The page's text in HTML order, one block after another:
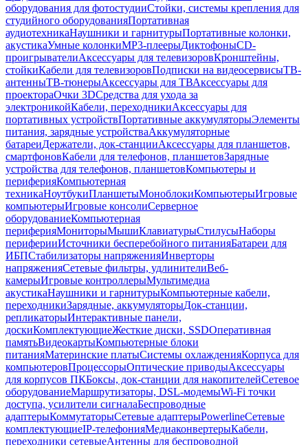
оборудования для фотостудииСтойки, системы крепления для
студийного оборудованияПортативная
аудиотехникаНаушники и гарнитурыПортативные колонки,
акустикаУмные колонкиMP3-плеерыДиктофоныCD-
проигрывателиАксессуары для телевизоровКронштейны,
стойкиКабели для телевизоровПодписки на видеосервисыТВ-
антенныТВ-тюнерыАксессуары для ТВАксессуары для
проектораОчки 3DСредства для ухода за
электроникойКабели, переходникиАксессуары для
портативных устройствПортативные аккумуляторыЭлементы
питания, зарядные устройстваАккумуляторные
батареиДержатели, док-станцииАксессуары для планшетов,
смартфоновКабели для телефонов, планшетовЗарядные
устройства для телефонов, планшетовКомпьютеры и
периферияКомпьютерная
техникаНоутбукиПланшетыМоноблокиКомпьютерыИгровые
компьютерыИгровые консолиСерверное
оборудованиеКомпьютерная
периферияМониторыМышиКлавиатурыСтилусыНаборы
периферииИсточники бесперебойного питанияБатареи для
ИБПСтабилизаторы напряженияИнверторы
напряженияСетевые фильтры, удлинителиВеб-
камерыИгровые контроллерыМультимедиа
акустикаНаушники и гарнитурыКомпьютерные кабели,
переходникиЗарядные, аккумуляторыДок-станции,
репликаторыИнтерактивные панели,
доскиКомплектующиеЖесткие диски, SSDОперативная
памятьВидеокартыКомпьютерные блоки
питанияМатеринские платыСистемы охлажденияКорпуса для
компьютеровПроцессорыОптические приводыАксессуары
для корпусов ПКБоксы, док-станции для накопителейСетевое
оборудованиеМаршрутизаторы, DSL-модемыWi-Fi точки
доступа, усилители сигналаБеспроводные
адаптерыКоммутаторыСетевые адаптерыPowerlineСетевые
комплектующиеIP-телефонияМедиаконвертерыКабели,
переходники сетевыеАнтенны для беспроводной